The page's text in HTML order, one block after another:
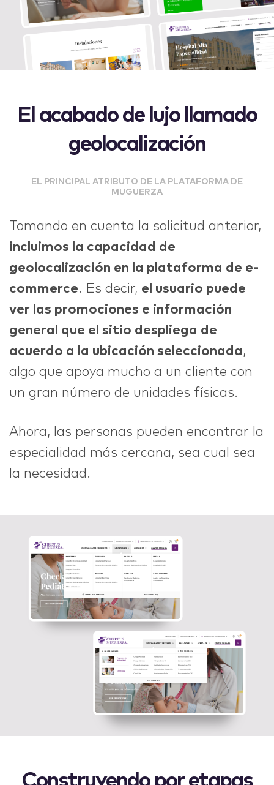
El acabado de lujo llamado
geolocalización
EL PRINCIPAL ATRIBUTO DE LA PLATAFORMA DE
MUGUERZA
Tomando en cuenta la solicitud anterior,
incluimos la capacidad de
geolocalización en la plataforma de e-
commerce. Es decir, el usuario puede
ver las promociones e información
general que el sitio despliega de
acuerdo a la ubicación seleccionada,
algo que apoya mucho a un cliente con
un gran número de unidades físicas.
Ahora, las personas pueden encontrar la
especialidad más cercana, sea cual sea
la necesidad.